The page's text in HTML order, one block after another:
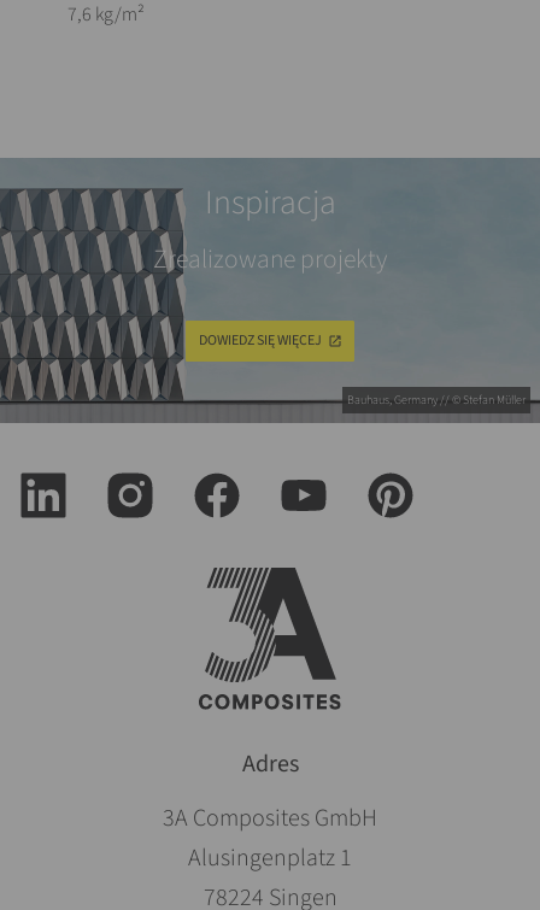
7,6 kg/m²
Bauhaus, Germany // © Stefan Müller
Inspiracja
Zrealizowane projekty
DOWIEDZ SIĘ WIĘCEJ
Adres
3A Composites GmbH
Alusingenplatz 1
78224 Singen